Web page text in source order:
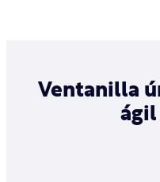
Ventanilla